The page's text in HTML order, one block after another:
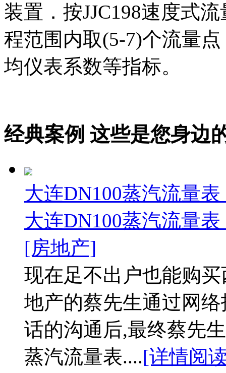
装置．按JJC198速度式
程范围内取(5-7)个流量
均仪表系数等指标。
经典案例 这些是您身边
大连DN100蒸汽流量
大连DN100蒸汽流量
[房地产]
现在足不出户也能购
地产的蔡先生通过网
话的沟通后,最终蔡先
蒸汽流量表....[详情阅